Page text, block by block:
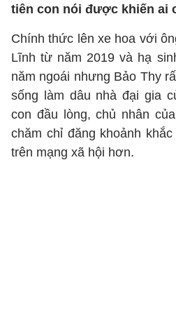
tiên con nói được khiến ai
Chính thức lên xe hoa với
Lĩnh từ năm 2019 và hạ
năm ngoái nhưng Bảo Thy
sống làm dâu nhà đại gia
con đầu lòng, chủ nhân
chăm chỉ đăng khoảnh
trên mạng xã hội hơn.